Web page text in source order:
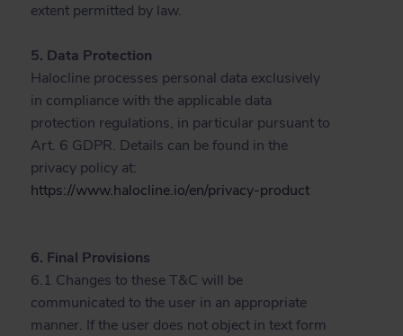
extent permitted by law.
5. Data Protection
Halocline processes personal data exclusively
in compliance with the applicable data
protection regulations, in particular pursuant to
Art. 6 GDPR. Details can be found in the
privacy policy at:
https://www.halocline.io/en/privacy-product
6. Final Provisions
6.1 Changes to these T&C will be
communicated to the user in an appropriate
manner. If the user does not object in text form